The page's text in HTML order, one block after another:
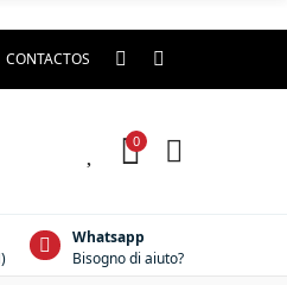
CONTACTOS
0
Whatsapp
Bisogno di aiuto?